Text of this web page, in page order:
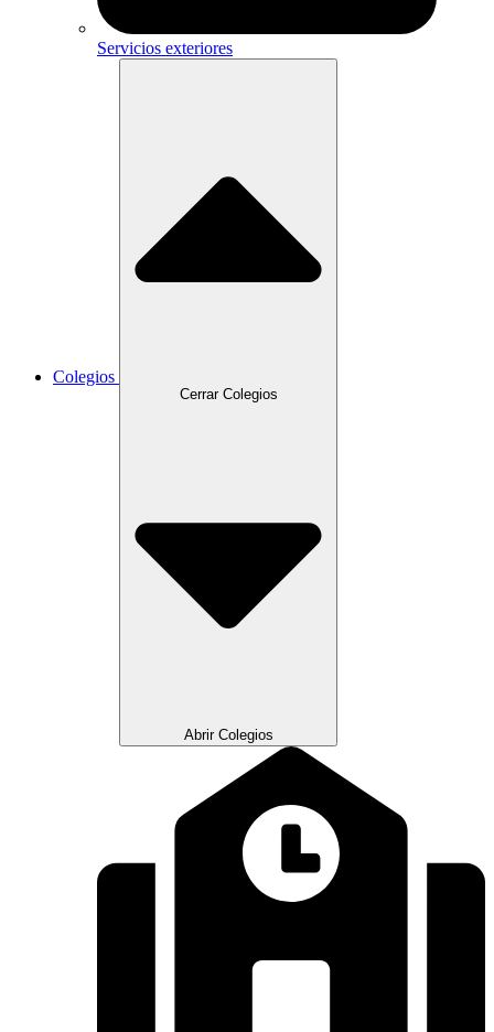
Servicios exteriores
Colegios
Cerrar Colegios
Abrir Colegios